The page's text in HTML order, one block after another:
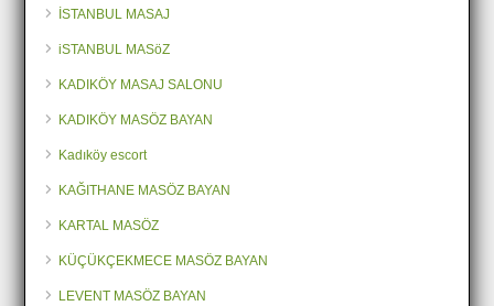
İSTANBUL MASAJ
iSTANBUL MASöZ
KADIKÖY MASAJ SALONU
KADIKÖY MASÖZ BAYAN
Kadıköy escort
KAĞITHANE MASÖZ BAYAN
KARTAL MASÖZ
KÜÇÜKÇEKMECE MASÖZ BAYAN
LEVENT MASÖZ BAYAN